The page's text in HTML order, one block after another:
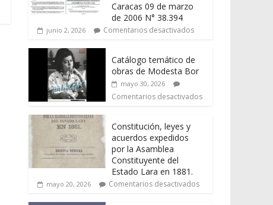
Caracas 09 de marzo
de 2006 N° 38.394
junio 2, 2026 Comentarios desactivados
Catálogo temático de
obras de Modesta Bor
mayo 30, 2026
Comentarios desactivados
Constitución, leyes y
acuerdos expedidos
por la Asamblea
Constituyente del
Estado Lara en 1881.
mayo 20, 2026 Comentarios desactivados